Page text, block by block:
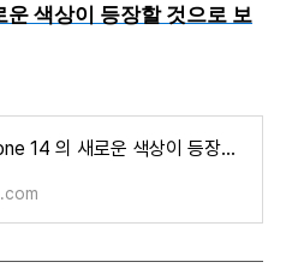
운 색상이 등장할 것으로 보
Apple iPhone 14 의 새로운 색상이 등장할 것으로 보인다?